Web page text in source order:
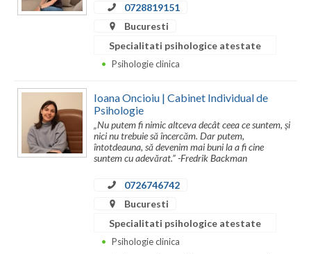
0728819151
Bucuresti
Specialitati psihologice atestate
Psihologie clinica
Ioana Oncioiu | Cabinet Individual de
Psihologie
„Nu putem fi nimic altceva decât ceea ce suntem, și
nici nu trebuie să încercăm. Dar putem,
întotdeauna, să devenim mai buni la a fi cine
suntem cu adevărat.” -Fredrik Backman
0726746742
Bucuresti
Specialitati psihologice atestate
Psihologie clinica